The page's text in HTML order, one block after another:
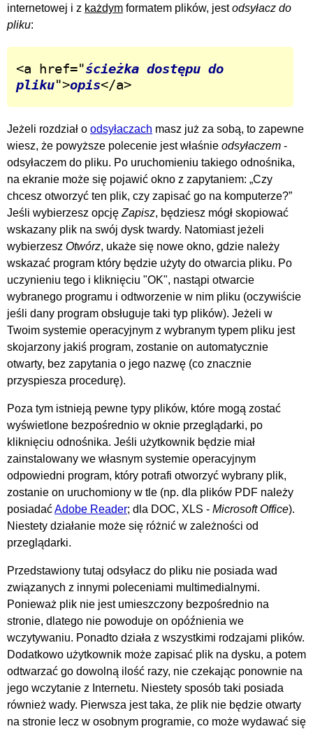
internetowej i z każdym formatem plików, jestodsyłacz do
pliku:
<a href="ścieżka dostępu do
pliku">opis</a>
Jeżeli rozdział o odsyłaczach masz już za sobą, to zapewne
wiesz, że powyższe polecenie jest właśnie odsyłaczem -
odsyłaczem do pliku. Po uruchomieniu takiego odnośnika,
na ekranie może się pojawić okno z zapytaniem: Czy
chcesz otworzyć ten plik, czy zapisać go na komputerze?
Jeśli wybierzesz opcję Zapisz, będziesz mógł skopiować
wskazany plik na swój dysk twardy. Natomiast jeżeli
wybierzesz Otwórz, ukaże się nowe okno, gdzie należy
wskazać program który będzie użyty do otwarcia pliku. Po
uczynieniu tego i kliknięciu "OK", nastąpi otwarcie
wybranego programu i odtworzenie w nim pliku (oczywiście
jeśli dany program obsługuje taki typ plików). Jeżeli w
Twoim systemie operacyjnym z wybranym typem pliku jest
skojarzony jakiś program, zostanie on automatycznie
otwarty, bez zapytania o jego nazwę (co znacznie
przyspiesza procedurę).
Poza tym istnieją pewne typy plików, które mogą zostać
wyświetlone bezpośrednio w oknie przeglądarki, po
kliknięciu odnośnika. Jeśli użytkownik będzie miał
zainstalowany we własnym systemie operacyjnym
odpowiedni program, który potrafi otworzyć wybrany plik,
zostanie on uruchomiony w tle (np. dla plików PDF należy
posiadaćAdobe Reader; dla DOC, XLS - Microsoft Office).
Niestety działanie może się różnić w zależności od
przeglądarki.
Przedstawiony tutaj odsyłacz do pliku nie posiada wad
związanych z innymi poleceniami multimedialnymi.
Ponieważ plik nie jest umieszczony bezpośrednio na
stronie, dlatego nie powoduje on opóźnienia we
wczytywaniu. Ponadto działa z wszystkimi rodzajami plików.
Dodatkowo użytkownik może zapisać plik na dysku, a potem
odtwarzać go dowolną ilość razy, nie czekając ponownie na
jego wczytanie z Internetu. Niestety sposób taki posiada
również wady. Pierwsza jest taka, że plik nie będzie otwarty
na stronie lecz w osobnym programie, co może wydawać się